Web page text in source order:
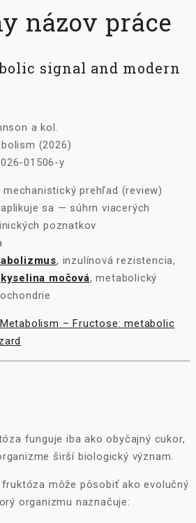
názov práce
signal and modern
a kol.
(2026)
01506-y
mechanistický prehľad (review)
sa — súhrn viacerých
poznatkov
, inzulínová rezistencia,
kyselina močová, metabolický
– Fructose: metabolic
funguje iba ako obyčajný cukor,
širší biologický význam.
môže pôsobiť ako evolučný
organizmu naznačuje: